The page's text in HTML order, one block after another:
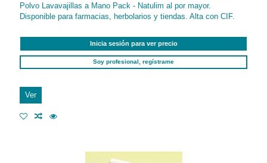
Polvo Lavavajillas a Mano Pack - Natulim al por mayor.
Disponible para farmacias, herbolarios y tiendas. Alta con CIF.
Inicia sesión para ver precio
Soy profesional, regístrame
Ver